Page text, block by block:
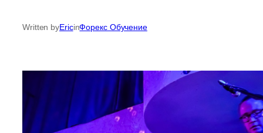
Written byEricinФорекс Обучение